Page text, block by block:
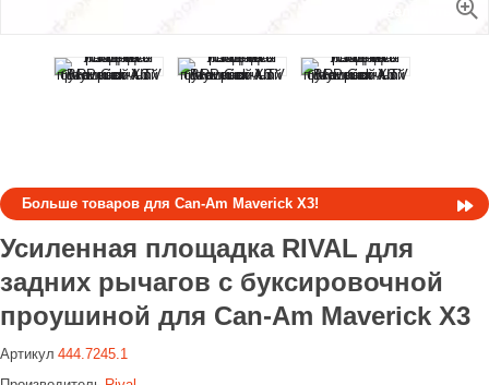
Больше товаров для Can-Am Maverick X3!
Усиленная площадка RIVAL для
задних рычагов с буксировочной
проушиной для Can-Am Maverick X3
Артикул 444.7245.1